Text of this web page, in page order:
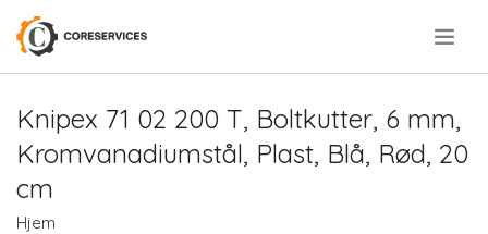
Knipex 71 02 200 T, Boltkutter, 6 mm,
Kromvanadiumstål, Plast, Blå, Rød, 20
cm
Hjem